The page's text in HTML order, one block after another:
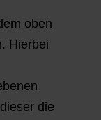
oben
Hierbei
die